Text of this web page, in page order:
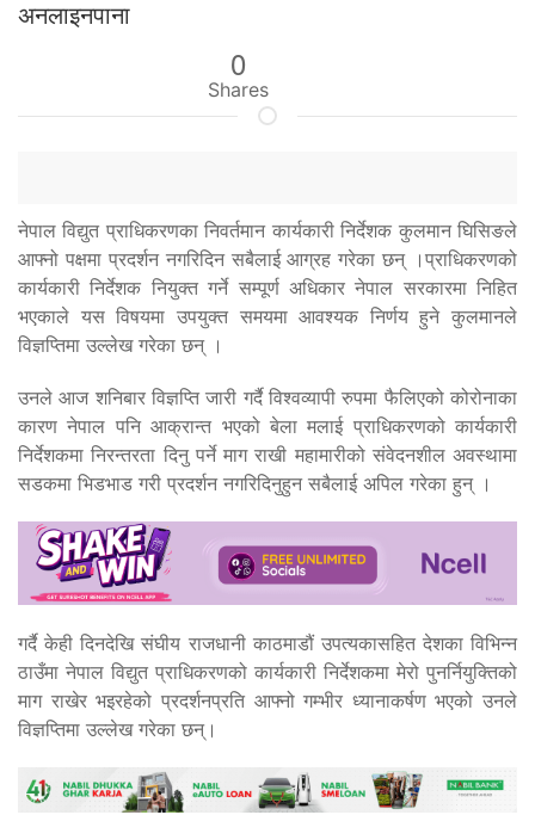
अनलाइनपाना
0
Shares
नेपाल विद्युत प्राधिकरणका निवर्तमान कार्यकारी निर्देशक कुलमान घिसिङले
आफ्नो पक्षमा प्रदर्शन नगरिदिन सबैलाई आग्रह गरेका छन् ।प्राधिकरणको
कार्यकारी निर्देशक नियुक्त गर्ने सम्पूर्ण अधिकार नेपाल सरकारमा निहित
भएकाले यस विषयमा उपयुक्त समयमा आवश्यक निर्णय हुने कुलमानले
विज्ञप्तिमा उल्लेख गरेका छन् ।
उनले आज शनिबार विज्ञप्ति जारी गर्दै विश्वव्यापी रुपमा फैलिएको कोरोनाका
कारण नेपाल पनि आक्रान्त भएको बेला मलाई प्राधिकरणको कार्यकारी
निर्देशकमा निरन्तरता दिनु पर्ने माग राखी महामारीको संवेदनशील अवस्थामा
सडकमा भिडभाड गरी प्रदर्शन नगरिदिनुहुन सबैलाई अपिल गरेका हुन् ।
गर्दै केही दिनदेखि संघीय राजधानी काठमाडौं उपत्यकासहित देशका विभिन्न
ठाउँमा नेपाल विद्युत प्राधिकरणको कार्यकारी निर्देशकमा मेरो पुनर्नियुक्तिको
माग राखेर भइरहेको प्रदर्शनप्रति आफ्नो गम्भीर ध्यानाकर्षण भएको उनले
विज्ञप्तिमा उल्लेख गरेका छन्।